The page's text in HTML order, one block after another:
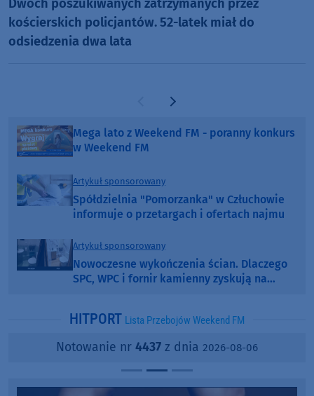
Dwóch poszukiwanych zatrzymanych przez
kościerskich policjantów. 52-latek miał do
odsiedzenia dwa lata
Poprzednia strona
Następna strona
Mega lato z Weekend FM - poranny konkurs
w Weekend FM
Artykuł sponsorowany
Spółdzielnia "Pomorzanka" w Człuchowie
informuje o przetargach i ofertach najmu
Artykuł sponsorowany
Nowoczesne wykończenia ścian. Dlaczego
SPC, WPC i fornir kamienny zyskują na
HITPORT Lista Przebojów Weekend FM
Notowanie nr 4437 z dnia 2026-08-06